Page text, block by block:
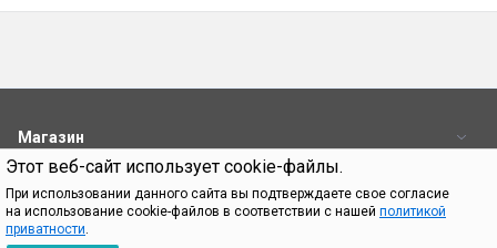
Этот веб-сайт использует cookie-файлы.
При использовании данного сайта вы подтверждаете свое согласие
на использование cookie-файлов в соответствии с нашей политикой
приватности.
Магазин
Контакты